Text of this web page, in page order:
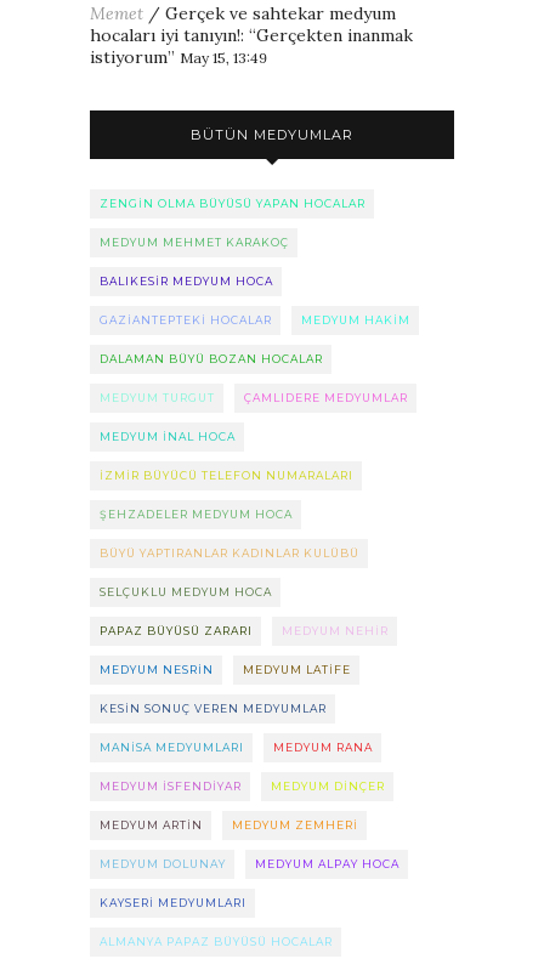
Memet / Gerçek ve sahtekar medyum
hocaları iyi tanıyın!: “Gerçekten inanmak
istiyorum” May 15, 13:49
BÜTÜN MEDYUMLAR
ZENGIN OLMA BÜYÜSÜ YAPAN HOCALAR
MEDYUM MEHMET KARAKOÇ
BALIKESIR MEDYUM HOCA
GAZIANTEPTEKI HOCALAR MEDYUM HAKIM
DALAMAN BÜYÜ BOZAN HOCALAR
MEDYUM TURGUT ÇAMLIDERE MEDYUMLAR
MEDYUM INAL HOCA
IZMIR BÜYÜCÜ TELEFON NUMARALARI
ŞEHZADELER MEDYUM HOCA
BÜYÜ YAPTIRANLAR KADINLAR KULÜBÜ
SELÇUKLU MEDYUM HOCA
PAPAZ BÜYÜSÜ ZARARI MEDYUM NEHIR
MEDYUM NESRIN MEDYUM LATIFE
KESIN SONUÇ VEREN MEDYUMLAR
MANISA MEDYUMLARI MEDYUM RANA
MEDYUM ISFENDIYAR MEDYUM DINÇER
MEDYUM ARTIN MEDYUM ZEMHERI
MEDYUM DOLUNAY MEDYUM ALPAY HOCA
KAYSERI MEDYUMLARI
ALMANYA PAPAZ BÜYÜSÜ HOCALAR